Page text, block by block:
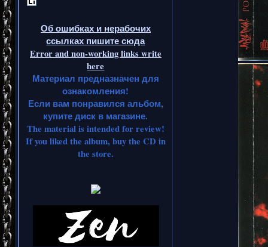
Об ошибках и нерабочих
ссылках пишите сюда
Error and non-working links write
here
Материал предназначен для
ознакомления!
Если вам понравился альбом,
купите диск в магазине.
The material is intended for review!
If you liked the album, buy the CD in
the store.